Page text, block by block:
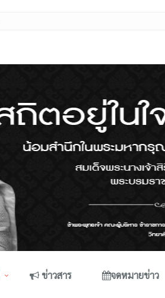
ข่าวสาร จดหมายข่าว